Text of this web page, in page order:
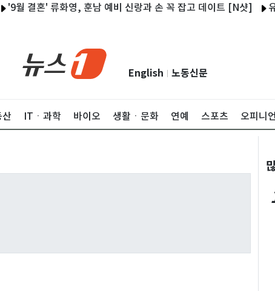
혼' 류화영, 훈남 예비 신랑과 손 꼭 잡고 데이트 [N샷] 유이,
English 노동신문
ITㆍ과학 바이오 생활ㆍ문화 연예 스포츠 오피니언